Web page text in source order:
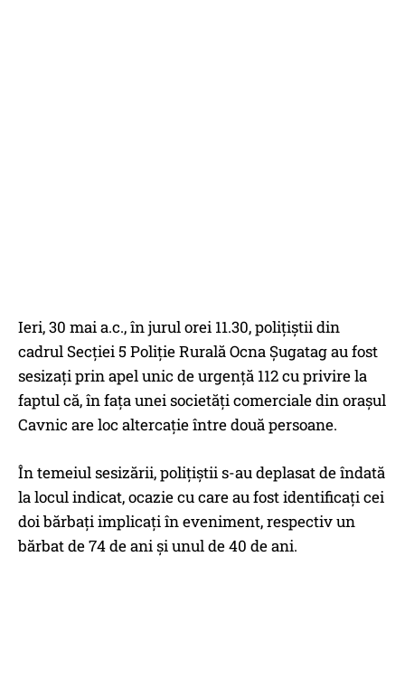
Ieri, 30 mai a.c., în jurul orei 11.30, polițiștii din
cadrul Secției 5 Poliție Rurală Ocna Șugatag au fost
sesizați prin apel unic de urgență 112 cu privire la
faptul că, în fața unei societăți comerciale din orașul
Cavnic are loc altercație între două persoane.
În temeiul sesizării, polițiștii s-au deplasat de îndată
la locul indicat, ocazie cu care au fost identificați cei
doi bărbați implicați în eveniment, respectiv un
bărbat de 74 de ani și unul de 40 de ani.